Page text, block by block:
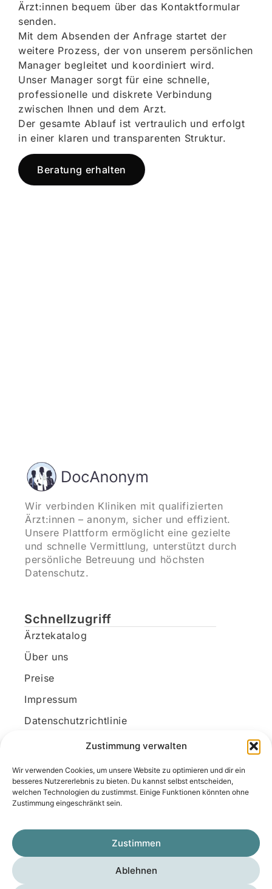
Zustimmung verwalten
Wir verwenden Cookies, um unsere Website zu optimieren und dir ein
besseres Nutzererlebnis zu bieten. Du kannst selbst entscheiden,
welchen Technologien du zustimmst. Einige Funktionen könnten ohne
Zustimmung eingeschränkt sein.
Zustimmen
Ablehnen
Ärzt:innen bequem über das Kontaktformular
senden.
Mit dem Absenden der Anfrage startet der
weitere Prozess, der von unserem persönlichen
Manager begleitet und koordiniert wird.
Unser Manager sorgt für eine schnelle,
professionelle und diskrete Verbindung
zwischen Ihnen und dem Arzt.
Der gesamte Ablauf ist vertraulich und erfolgt
in einer klaren und transparenten Struktur.
Beratung erhalten
Wir verbinden Kliniken mit qualifizierten
Ärzt:innen – anonym, sicher und effizient.
Unsere Plattform ermöglicht eine gezielte
und schnelle Vermittlung, unterstützt durch
persönliche Betreuung und höchsten
Datenschutz.
Schnellzugriff
Ärztekatalog
Über uns
Preise
Impressum
Datenschutzrichtlinie
Kundenkonto
Unsere Kontaktdaten
E-Mail: kontakt@docanonym.com
am Traunsee, Österreich